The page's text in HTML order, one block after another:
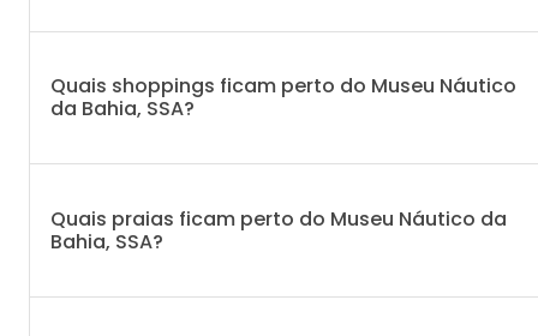
Quais shoppings ficam perto do Museu Náutico
da Bahia, SSA?
Quais praias ficam perto do Museu Náutico da
Bahia, SSA?